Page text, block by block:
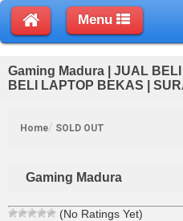
Menu
Gaming Madura | JUAL
BELI LAPTOP BEKAS |
Home SOLD OUT
Gaming Madura
(No Ratings Yet)